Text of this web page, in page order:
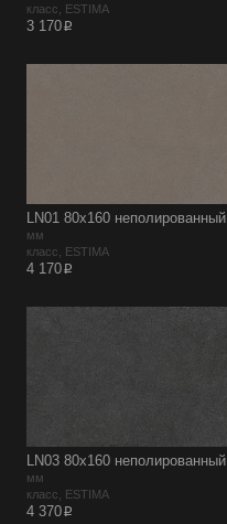
класс, ESTIMA
3 170p
LN01 80х160 неполированный
мм
класс, ESTIMA
4 170p
LN03 80х160 неполированный
мм
класс, ESTIMA
4 370p